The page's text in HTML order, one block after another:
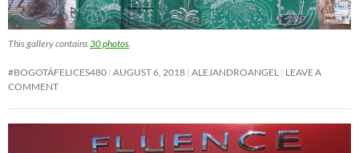
This gallery contains30 photos
#BOGOTÁFELICES480 AUGUST 6, 2018 ALEJANDROANGEL
LEAVE A
COMMENT